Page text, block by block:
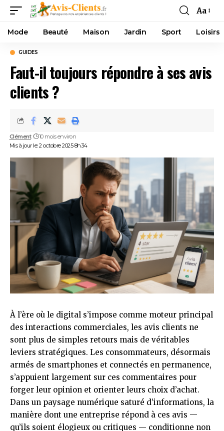
Aa
Mode Beauté Maison Jardin Sport Loisirs
GUIDES
Faut-il toujours répondre à ses avis
clients ?
Mis à jour le: 2 octobre 2025 8h34
Clément 10 mois environ
À l’ère où le digital s’impose comme moteur principal
des interactions commerciales, les avis clients ne
sont plus de simples retours mais de véritables
leviers stratégiques. Les consommateurs, désormais
armés de smartphones et connectés en permanence,
s’appuient largement sur ces commentaires pour
forger leur opinion et orienter leurs choix d’achat.
Dans un paysage numérique saturé d’informations, la
manière dont une entreprise répond à ces avis —
qu’ils soient élogieux ou critiques — conditionne non